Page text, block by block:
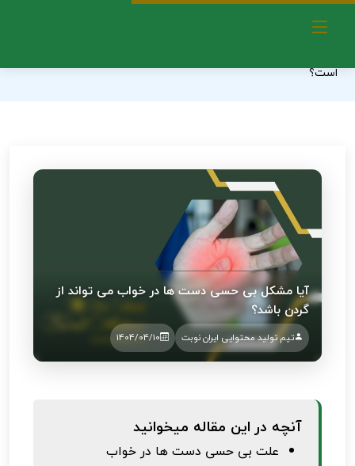
دکتر مهدی براتی مهوار - بهترین دکتر کایروپراکتیک در غرب تهران
مشکلات مفاصل و دردهای مرتبط
است؟
آیا مشکل بی حسی دست ها در خواب می تواند از
گردن باشد؟
تیم تولید محتوایی ایران نوبت 1404/04/10
آنچه در این مقاله میخوانید
علت بی حسی دست ها در خواب